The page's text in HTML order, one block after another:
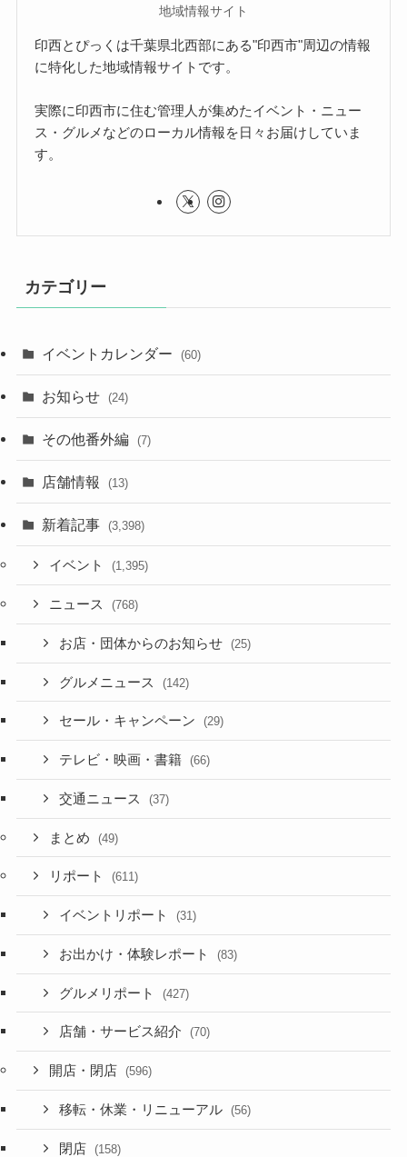
地域情報サイト
印西とぴっくは千葉県北西部にある"印西市"周辺の情報
に特化した地域情報サイトです。
実際に印西市に住む管理人が集めたイベント・ニュー
ス・グルメなどのローカル情報を日々お届けしていま
す。
カテゴリー
イベントカレンダー (60)
お知らせ (24)
その他番外編 (7)
店舗情報 (13)
新着記事 (3,398)
イベント (1,395)
ニュース (768)
お店・団体からのお知らせ (25)
グルメニュース (142)
セール・キャンペーン (29)
テレビ・映画・書籍 (66)
交通ニュース (37)
まとめ (49)
リポート (611)
イベントリポート (31)
お出かけ・体験レポート (83)
グルメリポート (427)
店舗・サービス紹介 (70)
開店・閉店 (596)
移転・休業・リニューアル (56)
閉店 (158)